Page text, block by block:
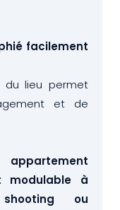
facilement
du lieu permet
et de
appartement
modulable à
ou